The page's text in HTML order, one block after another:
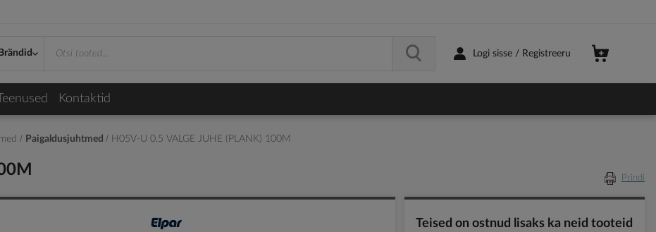
Brändid Logi sisse / Registreeru
Teenused Kontaktid
Paigaldusjuhtmed H05V-U 0.5 VALGE JUHE (PLANK) 100M
Prindi
Teised on ostnud lisaks ka neid tooteid